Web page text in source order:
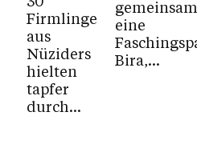
Firmlinge
aus
Nüziders
hielten
tapfer
durch...
gemeinsam
eine
Bira,...